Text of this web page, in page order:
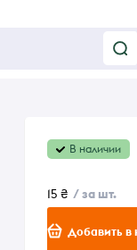
В наличии
15 ₴ / за шт.
Добавить в